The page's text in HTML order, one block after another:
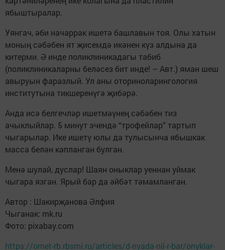
ябыштыралар.
Уянгач, әби начаррак ишетә башлавын тоя. Олы хатын
моның сәбәбен ят җисемдә икәнен күз алдына да
китерми. Ә инде поликлиникадагы табиб
(поликлиникаларны беләсез бит инде! – Авт.) яман шеш
авыруын фаразлый. Ул аны оториноларингология
институтына тикшеренүгә җибәрә.
Анда исә белгечләр ишетмәүнең сәбәбен тиз
ачыклыйлар. 5 минут эчендә “трофейлар” тартып
чыгарылар. Ике ишетү юлы да тулысынча ябышкак
масса белән капланган булган.
Менә шулай, дуслар! Шаян оныклар уеннан уймак
чыгара язган. Ярый бар да әйбәт тәмамланган.
Автор : Шакирҗанова Әлфия
Чыганак: mk.ru
Фото: pixabay.com
https://omet-rb.rbsmi.ru/articles/d-nyada-nil-r-bar/onyklar-